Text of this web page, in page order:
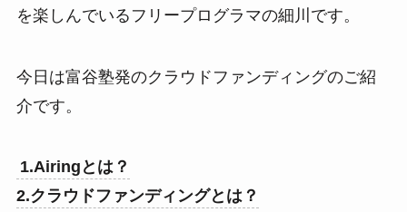
を楽しんでいるフリープログラマの細川です。
今日は富谷塾発のクラウドファンディングのご紹
介です。
1.Airingとは？
2.クラウドファンディングとは？